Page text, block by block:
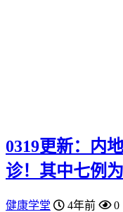
0319更新：内
诊！其中七例
健康学堂 4年前 0